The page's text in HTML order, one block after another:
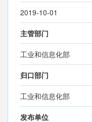
2019-10-01
主管部门
工业和信息化部
归口部门
工业和信息化部
发布单位